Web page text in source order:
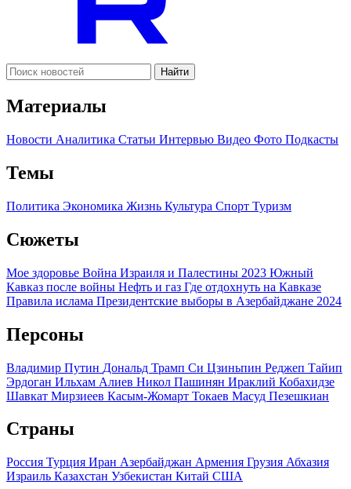
Найти
Материалы
Новости Аналитика Статьи Интервью Видео Фото Подкасты
Темы
Политика Экономика Жизнь Культура Спорт Туризм
Сюжеты
Мое здоровье Война Израиля и Палестины 2023 Южный
Кавказ после войны Нефть и газ Где отдохнуть на Кавказе
Правила ислама Президентские выборы в Азербайджане 2024
Персоны
Владимир Путин Дональд Трамп Си Цзиньпин Реджеп Тайип
Эрдоган Ильхам Алиев Никол Пашинян Ираклий Кобахидзе
Шавкат Мирзиеев Касым-Жомарт Токаев Масуд Пезешкиан
Страны
Россия Турция Иран Азербайджан Армения Грузия Абхазия
Израиль Казахстан Узбекистан Китай США